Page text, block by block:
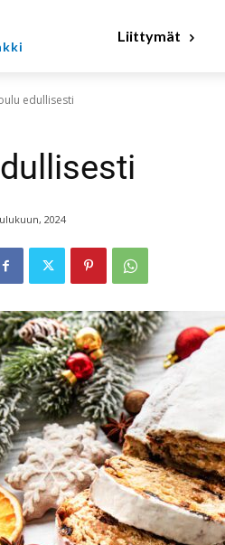
Liittymät
edullisesti
2024